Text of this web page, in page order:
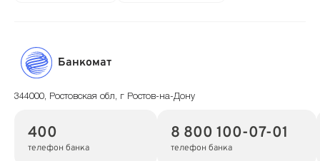
Банкомат
344000, Ростовская обл, г Ростов-на-Дону
400
телефон банка
8 800 100-07-01
телефон банка